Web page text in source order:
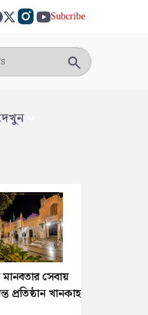
Subcribe
মানবতার সেবায়
প্রতিষ্ঠান খানকাহ